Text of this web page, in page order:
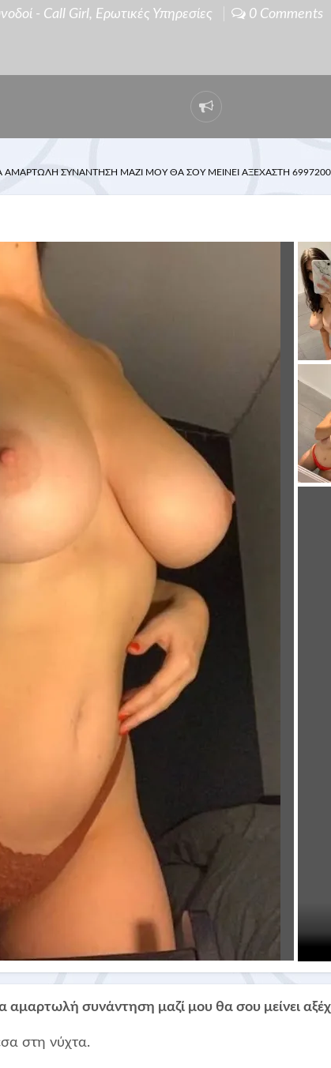
- Call Girl, Ερωτικές Υπηρεσίες 0 Comments
ΑΜΑΡΤΩΛΉ ΣΥΝΆΝΤΗΣΗ ΜΑΖΊ ΜΟΥ ΘΑ ΣΟΥ ΜΕΊΝΕΙ ΑΞΈΧΑΣΤΗ
συνάντηση μαζί μου θα σου μείνει
στη νύχτα.